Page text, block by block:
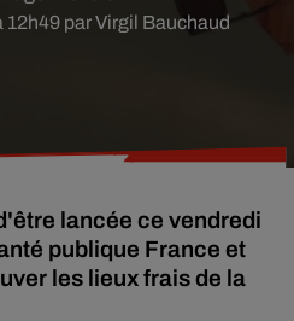
12h49 par Virgil Bauchaud
lancée ce vendredi
publique France et
les lieux frais de la